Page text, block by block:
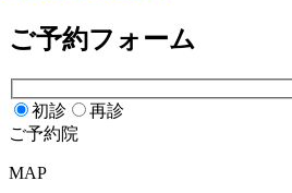
ご予約フォーム
初診
再診
ご予約院
MAP